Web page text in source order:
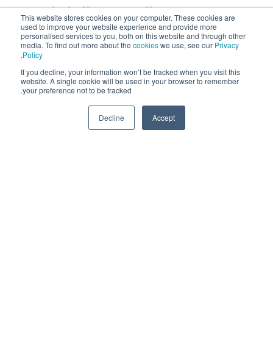
This website stores cookies on your computer. These cookies are
used to improve your website experience and provide more
personalised services to you, both on this website and through other
media. To find out more about the cookieswe use, see our Privacy
Policy
.
If you decline, your information won’t be tracked when you visit this
website. A single cookie will be used in your browser to remember
your preference not to be tracked.
Accept
Decline
+971 52 869 2447
HubSpot والتسويق الداخلي
وجذب العملاء المحتملين للمبيعات
إليكم الخدمات المرتبطة بمنصة HubSpot والتسويق الداخلي
وجذب العملاء المحتملين التي تقدمها نيكسا لعملائها